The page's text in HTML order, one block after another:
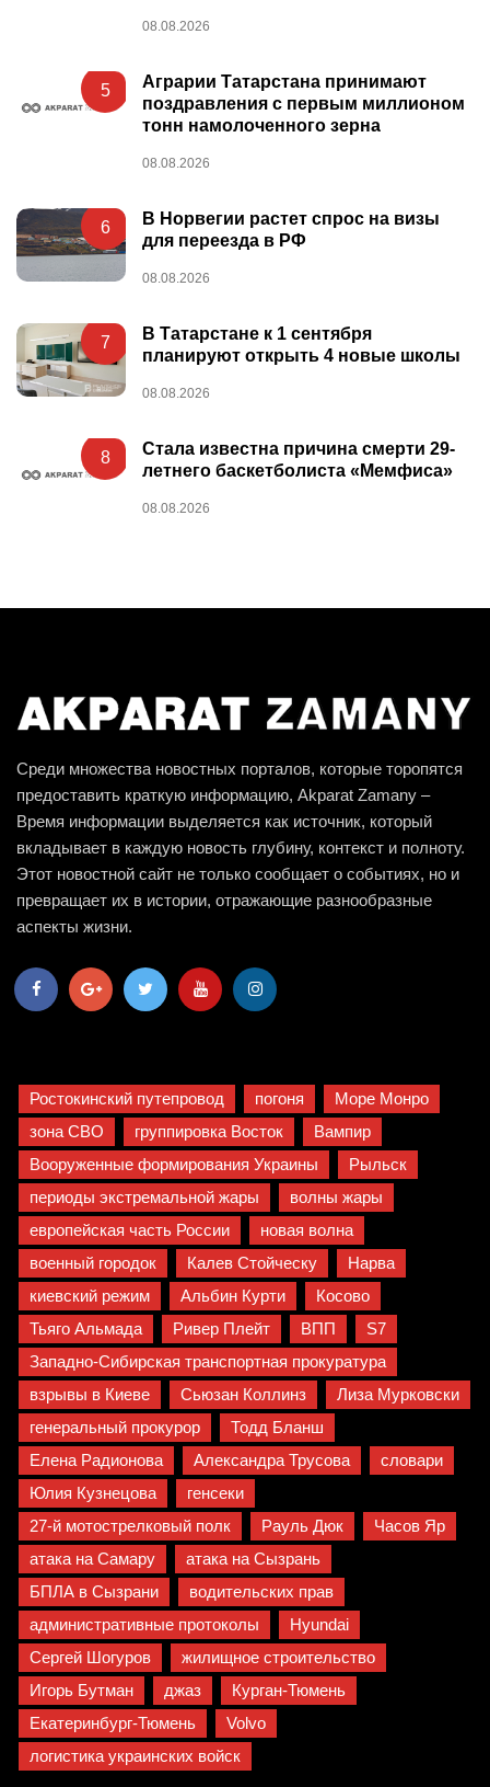
08.08.2026
5
Аграрии Татарстана принимают
поздравления с первым миллионом
тонн намолоченного зерна
08.08.2026
6
В Норвегии растет спрос на визы
для переезда в РФ
08.08.2026
7
В Татарстане к 1 сентября
планируют открыть 4 новые школы
08.08.2026
8
Стала известна причина смерти 29-
летнего баскетболиста «Мемфиса»
08.08.2026
Среди множества новостных порталов, которые торопятся
предоставить краткую информацию, Akparat Zamany –
Время информации выделяется как источник, который
вкладывает в каждую новость глубину, контекст и полноту.
Этот новостной сайт не только сообщает о событиях, но и
превращает их в истории, отражающие разнообразные
аспекты жизни.
Ростокинский путепровод погоня
Море Монро
зона СВО
группировка Восток
Вампир
Вооруженные формирования Украины
Рыльск
периоды экстремальной жары
волны жары
европейская часть России
новая волна
военный городок
Калев Стойческу
Нарва
киевский режим
Альбин Курти
Косово
Тьяго Альмада
Ривер Плейт ВПП
S7
Западно-Сибирская транспортная прокуратура
взрывы в Киеве
Сьюзан Коллинз
Лиза Мурковски
генеральный прокурор
Тодд Бланш
Елена Радионова
Александра Трусова
словари
Юлия Кузнецова
генсеки
27-й мотострелковый полк
Рауль Дюк
Часов Яр
атака на Самару
атака на Сызрань
БПЛА в Сызрани
водительских прав
административные протоколы
Hyundai
Сергей Шогуров
жилищное строительство
Игорь Бутман
джаз
Курган-Тюмень
Екатеринбург-Тюмень
Volvo
логистика украинских войск